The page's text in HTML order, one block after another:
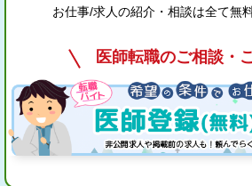
お仕事/求人の紹介・相談は全て無
医師転職のご相談・